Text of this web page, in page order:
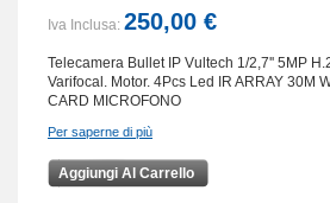
Iva Inclusa: 250,00 €
Telecamera Bullet IP Vultech 1/2,7'' 5MP
Varifocal. Motor. 4Pcs Led IR ARRAY 30M
CARD MICROFONO
Per saperne di più
Aggiungi Al Carrello